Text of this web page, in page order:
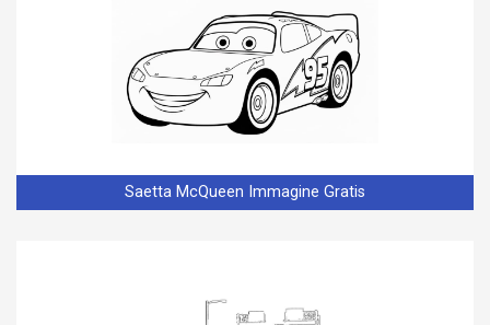
Saetta McQueen Immagine Gratis